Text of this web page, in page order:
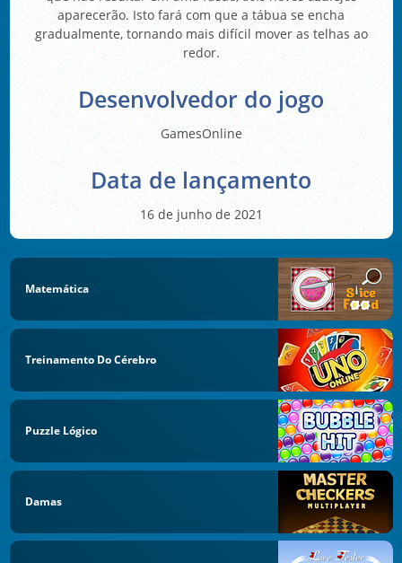
aparecerão. Isto fará com que a tábua se encha
gradualmente, tornando mais difícil mover as telhas ao
redor.
Desenvolvedor do jogo
GamesOnline
Data de lançamento
16 de junho de 2021
Matemática
Treinamento Do Cérebro
Puzzle Lógico
Damas